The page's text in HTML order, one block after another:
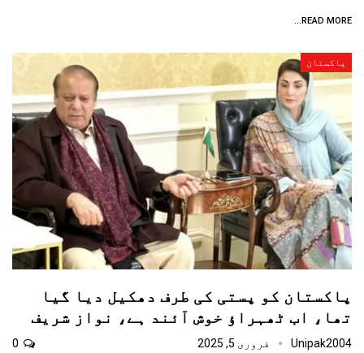
READ MORE...
پاکستان
پاکستان کو پستی کی طرف دھکیل دیا گیا
تھا، اب ٹھہراﺅ خوش آئند ہے، نواز شریف
Unipak2004 فروری 5, 2025